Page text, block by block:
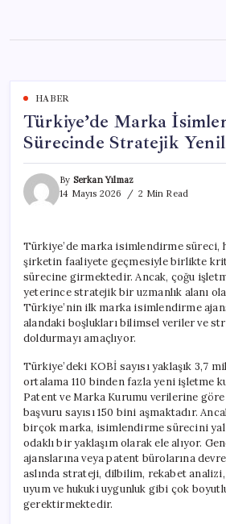
content
HABER
Türkiye’de Marka
Sürecinde Stratejik
By Serkan Yılmaz
14 Mayıs 2026
2 Min Read
Türkiye’de marka isimlendirme süreci,
şirketin faaliyete geçmesiyle birlikte
sürecine girmektedir. Ancak, çoğu
yeterince stratejik bir uzmanlık alanı
Türkiye’nin ilk marka isimlendirme
alandaki boşlukları bilimsel veriler ve
doldurmayı amaçlıyor.
Türkiye’deki KOBİ sayısı yaklaşık 3,7
ortalama 110 binden fazla yeni işletme
Patent ve Marka Kurumu verilerine göre
başvuru sayısı 150 bini aşmaktadır.
birçok marka, isimlendirme sürecini
odaklı bir yaklaşım olarak ele alıyor.
ajanslarına veya patent bürolarına
aslında strateji, dilbilim, rekabet
uyum ve hukuki uygunluk gibi çok
gerektirmektedir.